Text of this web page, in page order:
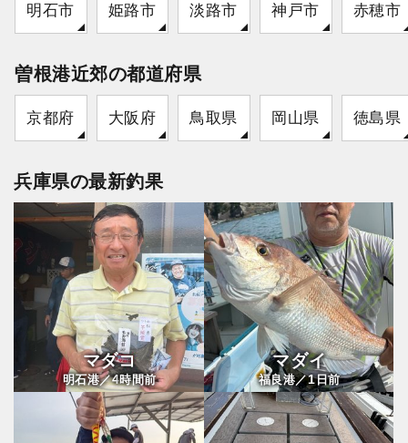
明石市 姫路市 淡路市 神戸市 赤穂市
曽根港近郊の都道府県
京都府 大阪府 鳥取県 岡山県 徳島県
兵庫県の最新釣果
マダコ
明石港／4時間前
マダイ
福良港／1日前